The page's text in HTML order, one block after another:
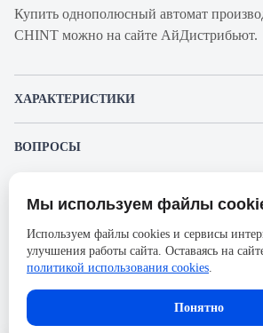
В корзину
Купить однополюсный автомат
CHINT можно на сайте АйДистрибьют.
ХАРАКТЕРИСТИКИ
Производитель
Серия
Номинальный ток
Напряжение, В
Количество полюсов
ВОПРОСЫ
Пожалуйста, авторизуйтесь, чтобы
возможность оставлять вопросы.
Представленные изображения и характеристики могут
без предварительного уведомления. Компания
ответственности в случае не соответствия текущей
размещённым в карточке товара.
Мы используем файлы
Используем файлы cookies и сервисы
улучшения работы сайта. Оставаясь на
политикой использования cookies.
Понятно